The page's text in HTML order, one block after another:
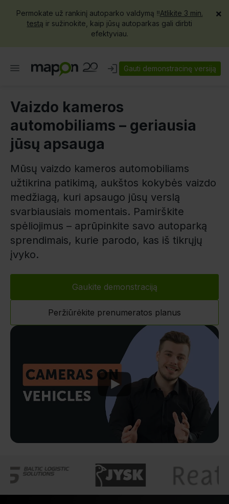
Permokate už rankinį autoparko valdymą ‼️Atlikite 3 min.
testą ir sužinokite, kaip jūsų autoparkas gali dirbti
efektyviau.
×
Gauti demonstracinę versiją
Play
Vaizdo kameros
automobiliams – geriausia
jūsų apsauga
Mūsų vaizdo kameros automobiliams
užtikrina patikimą, aukštos kokybės vaizdo
medžiagą, kuri apsaugo jūsų verslą
svarbiausiais momentais. Pamirškite
spėliojimus – aprūpinkite savo autoparką
sprendimais, kurie parodo, kas iš tikrųjų
įvyko.
Gaukite demonstraciją
Peržiūrėkite prenumeratos planus